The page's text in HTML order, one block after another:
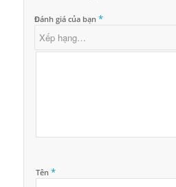
Đánh giá của bạn *
Tên *